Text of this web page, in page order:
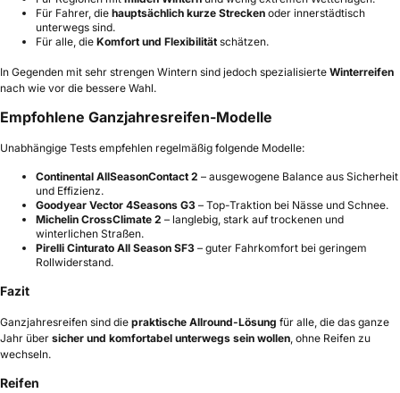
Für Fahrer, die hauptsächlich kurze Strecken oder innerstädtisch
unterwegs sind.
Für alle, die Komfort und Flexibilität schätzen.
In Gegenden mit sehr strengen Wintern sind jedoch spezialisierte Winterreifen
nach wie vor die bessere Wahl.
Empfohlene Ganzjahresreifen-Modelle
Unabhängige Tests empfehlen regelmäßig folgende Modelle:
Continental AllSeasonContact 2 – ausgewogene Balance aus Sicherheit
und Effizienz.
Goodyear Vector 4Seasons G3 – Top-Traktion bei Nässe und Schnee.
Michelin CrossClimate 2 – langlebig, stark auf trockenen und
winterlichen Straßen.
Pirelli Cinturato All Season SF3 – guter Fahrkomfort bei geringem
Rollwiderstand.
Fazit
Ganzjahresreifen sind die praktische Allround-Lösung für alle, die das ganze
Jahr über sicher und komfortabel unterwegs sein wollen , ohne Reifen zu
wechseln.
Reifen